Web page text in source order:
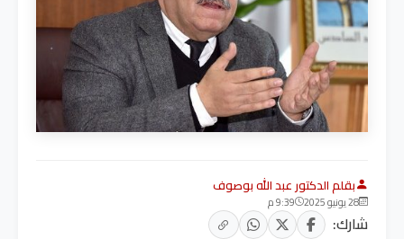
بقلم الدكتور عبد الله بوصوف
28 يونيو 2025 9:39 م
شارك: